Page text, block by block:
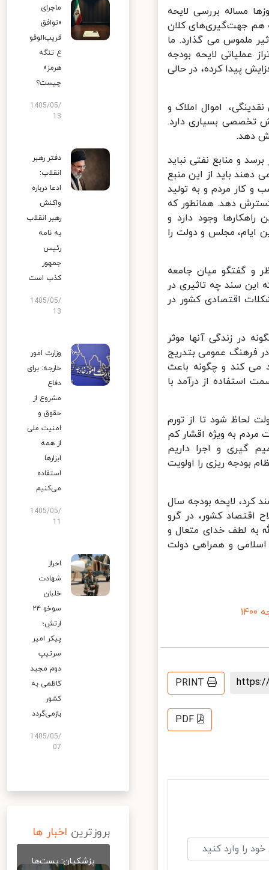
مساله بررسی لایحه
جهت‌گیری‌های کلان
ملموس می گذارد. ما
تراز عملیاتی لایحه بودجه
رشد داشته است و هزینه‌ها ۴۷ درصد افزایش پیدا کرده، در حالی
میلیارد تومان نقدینگی، اموال املاک و
تخصصی بسیاری دارد.
دهد.
و منابع نفتی نباید
باید از این منبع
کار مردم و به تولید
دهد. همانطور که
وجود دارد و
ایام، مجلس و دولت را
و گفتگو میان جامعه
سند چه تاثیری در
اقتصادی کشور در
در زندگی آنها موثر
فرهنگ عمومی بتدریج
می کند و چگونه باعث
از درآمد با
لحاظ شود تا از تورم
به ویژه اقشار کم
گیری و اجرا داریم
بودجه ریزی را اولویت
لایحه بودجه سال
کشور، در گرو
به لطف خدای متعال و
و همراهی دولت
PRINT
PDF
ماجرای
«توافق
قریب‌الوقو
ع تنگه
هرمز»
چیست؟
1405/05/
13
دفتر رهبر
انقلاب:
ادعا درباره
واکنش
رهبر انقلاب
به نامه
رئیس
جمهور
کذب است
1405/05/
13
وزارت امور
خارجه: برای
دفاع
مشروع از
حقوق و
امنیت ملی
از همه
ابزارها
استفاده
می‌کنیم
1405/05/
احراز
شهادت
خلبان
سوخو ۲۴
ارتش؛
پیکر امیر
سرتیپ
دوم مجید
کاظمی به
کشور
بازمی‌گردد
1405/05/
07
بروزترین اخبار ها
پزشکیان: پست‌ها